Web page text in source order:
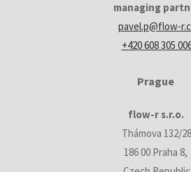
managing
pavel.p@flow-
+420 608 305
Prague
flow-r s.r.o.
Thámova 132/28
186 00 Praha 8,